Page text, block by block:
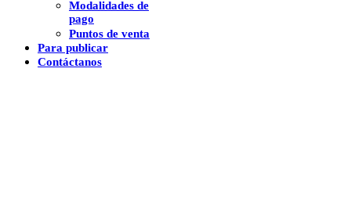
Modalidades de
pago
Puntos de venta
Para publicar
Contáctanos